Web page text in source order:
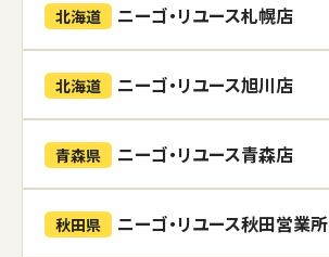
北海道 ニーゴ・リユース札幌店
北海道 ニーゴ・リユース旭川店
青森県 ニーゴ・リユース青森店
秋田県 ニーゴ・リユース秋田営業所